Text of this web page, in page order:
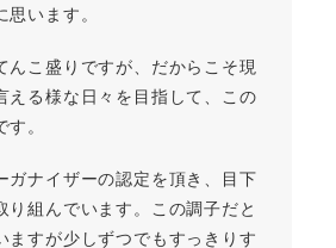
います。
んこ盛りですが、だからこそ現
える様な日々を目指して、この
。
ガナイザーの認定を頂き、目下
り組んでいます。この調子だと
ますが少しずつでもすっきりす